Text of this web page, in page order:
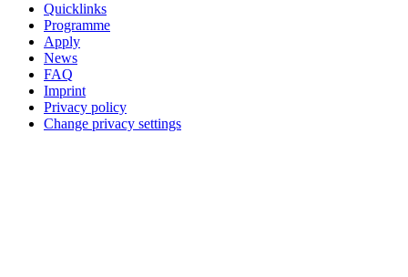
Quicklinks
Programme
Apply
News
FAQ
Imprint
Privacy policy
Change privacy settings